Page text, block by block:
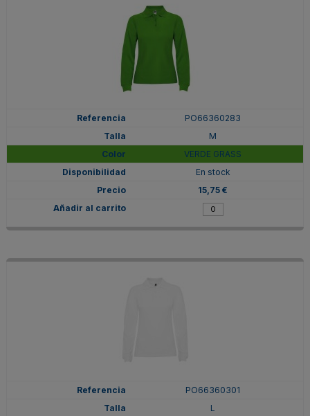
PO66360283
M
VERDE GRASS
En stock
15,75 €
PO66360301
L